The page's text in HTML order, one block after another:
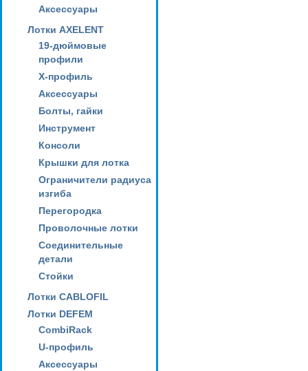
Аксессуары
Лотки AXELENT
19-дюймовые
профили
X-профиль
Аксессуары
Болты, гайки
Инструмент
Консоли
Крышки для лотка
Ограничители радиуса
изгиба
Перегородка
Проволочные лотки
Соединительные
детали
Стойки
Лотки CABLOFIL
Лотки DEFEM
CombiRack
U-профиль
Аксессуары